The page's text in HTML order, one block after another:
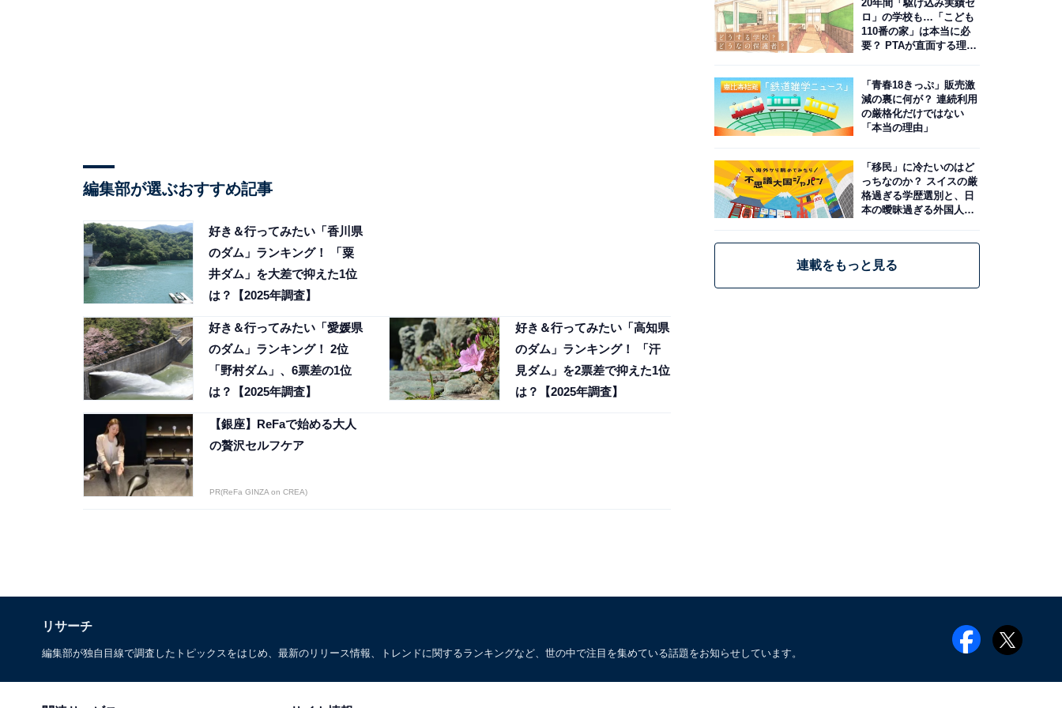
編集部が選ぶおすすめ記事
好き＆行ってみたい「香川県
のダム」ランキング！ 「粟
井ダム」を大差で抑えた1位
は？【2025年調査】
好き＆行ってみたい「愛媛県
のダム」ランキング！ 2位
「野村ダム」、6票差の1位
は？【2025年調査】
好き＆行ってみたい「高知県
のダム」ランキング！ 「汗
見ダム」を2票差で抑えた1位
は？【2025年調査】
【銀座】ReFaで始める大人
の贅沢セルフケア
PR(ReFa GINZA on CREA)
20年間「駆け込み実績ゼ
ロ」の学校も…「こども
110番の家」は本当に必
要？ PTAが直面する理想
「青春18きっぷ」販売激
減の裏に何が？ 連続利用
の厳格化だけではない
「本当の理由」
「移民」に冷たいのはど
っちなのか？ スイスの厳
格過ぎる学歴選別と、日
本の曖昧過ぎる外国人政
連載をもっと見る
リサーチ
編集部が独自目線で調査したトピックスをはじめ、最新のリリース情報、トレンドに関するランキングなど、世の中で注目を集めている話題をお知らせしています。